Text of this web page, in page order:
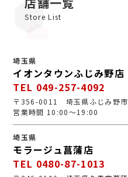
Store List
埼玉県
イオンタウンふじみ野店
TEL 049-257-4092
〒356-0011 埼玉県ふじみ野
営業時間 10:00～19:00
埼玉県
モラージュ菖蒲店
TEL 0480-87-1013